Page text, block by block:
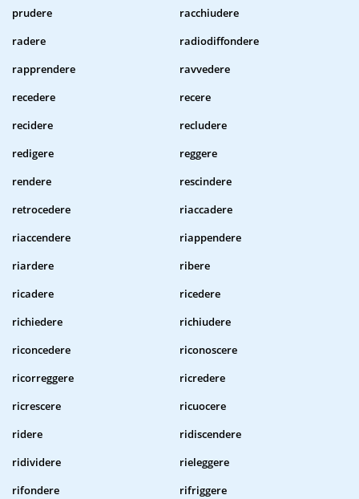
prudere
racchiudere
radere
radiodiffondere
rapprendere
ravvedere
recedere
recere
recidere
recludere
redigere
reggere
rendere
rescindere
retrocedere
riaccadere
riaccendere
riappendere
riardere
ribere
ricadere
ricedere
richiedere
richiudere
riconcedere
riconoscere
ricorreggere
ricredere
ricrescere
ricuocere
ridere
ridiscendere
ridividere
rieleggere
rifondere
rifriggere